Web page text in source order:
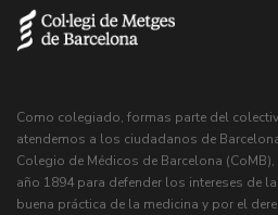
Como colegiado, formas parte del
atendemos a los ciudadanos de
Colegio de Médicos de Barcelona
año 1894 para defender los intereses de
buena práctica de la medicina y por el